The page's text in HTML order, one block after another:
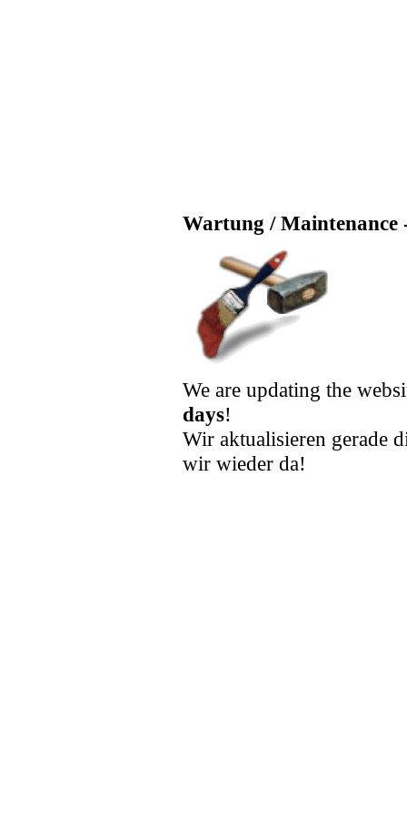
Wartung / Maintenance
We are updating the
days!
Wir aktualisieren gerade
wir wieder da!